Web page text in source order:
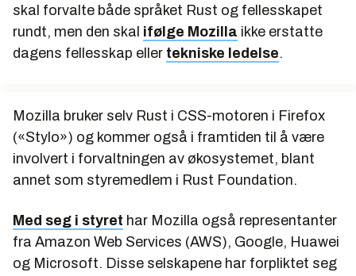
skal forvalte både språket Rust og fellesskapet
rundt, men den skal ifølge Mozilla ikke erstatte
dagens fellesskap eller tekniske ledelse.
Mozilla bruker selv Rust i CSS-motoren i Firefox
(«Stylo») og kommer også i framtiden til å være
involvert i forvaltningen av økosystemet, blant
annet som styremedlem i Rust Foundation.
Med seg i styret har Mozilla også representanter
fra Amazon Web Services (AWS), Google, Huawei
og Microsoft. Disse selskapene har forpliktet seg